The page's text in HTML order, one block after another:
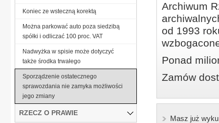
Archiwum
od 1993
Ponad
Zamów
Masz już
Koniec ze wsteczną korektą
Można parkować auto poza siedzibą
spółki i odliczać 100 proc. VAT
Nadwyżka w spisie może dotyczyć
także środka trwałego
Sporządzenie ostatecznego
sprawozdania nie zamyka możliwości
jego zmiany
RZECZ O PRAWIE